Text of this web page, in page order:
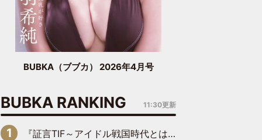
BUBKA（ブブカ） 2026年4月号
BUBKA RANKING 11:30更新
『証言TIF～アイドル戦国時代とはなんだったのか～』第6回：でんぱ組.inc・古川未鈴×相沢梨紗「『ハロプロやりたかったな』って言ったら、夢眠ねむさんに『てめえはでんぱ組．incなんだよ！』って肩パンされて(笑)」